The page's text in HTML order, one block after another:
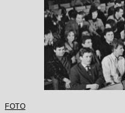
FOTO